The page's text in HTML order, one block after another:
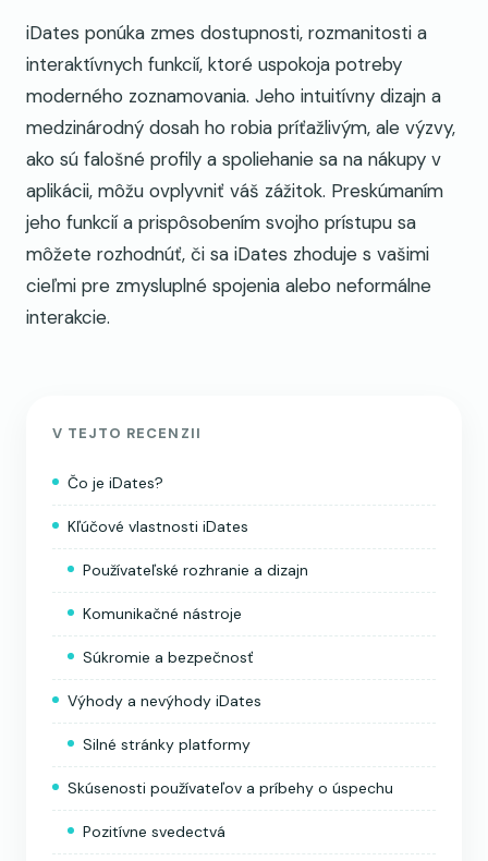
iDates ponúka zmes dostupnosti, rozmanitosti a
interaktívnych funkcií, ktoré uspokoja potreby
moderného zoznamovania. Jeho intuitívny dizajn a
medzinárodný dosah ho robia príťažlivým, ale výzvy,
ako sú falošné profily a spoliehanie sa na nákupy v
aplikácii, môžu ovplyvniť váš zážitok. Preskúmaním
jeho funkcií a prispôsobením svojho prístupu sa
môžete rozhodnúť, či sa iDates zhoduje s vašimi
cieľmi pre zmysluplné spojenia alebo neformálne
interakcie.
V TEJTO RECENZII
Čo je iDates?
Kľúčové vlastnosti iDates
Používateľské rozhranie a dizajn
Komunikačné nástroje
Súkromie a bezpečnosť
Výhody a nevýhody iDates
Silné stránky platformy
Skúsenosti používateľov a príbehy o úspechu
Pozitívne svedectvá